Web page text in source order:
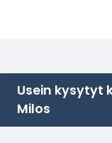
Usein kysytyt
Milos